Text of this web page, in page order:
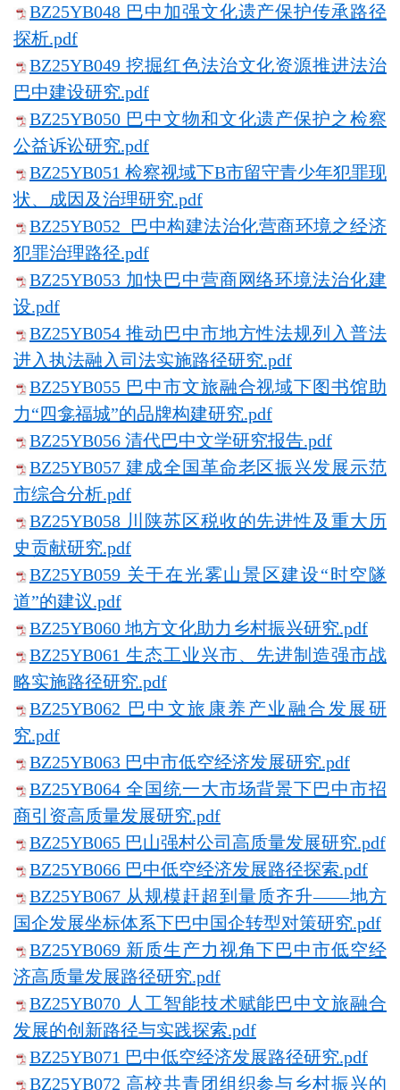
BZ25YB048 巴中加强文化遗产保护传承路径
探析.pdf
BZ25YB049 挖掘红色法治文化资源推进法治
巴中建设研究.pdf
BZ25YB050 巴中文物和文化遗产保护之检察
公益诉讼研究.pdf
BZ25YB051 检察视域下B市留守青少年犯罪现
状、成因及治理研究.pdf
BZ25YB052 巴中构建法治化营商环境之经济
犯罪治理路径.pdf
BZ25YB053 加快巴中营商网络环境法治化建
设.pdf
BZ25YB054 推动巴中市地方性法规列入普法
进入执法融入司法实施路径研究.pdf
BZ25YB055 巴中市文旅融合视域下图书馆助
力“四龛福城”的品牌构建研究.pdf
BZ25YB056 清代巴中文学研究报告.pdf
BZ25YB057 建成全国革命老区振兴发展示范
市综合分析.pdf
BZ25YB058 川陕苏区税收的先进性及重大历
史贡献研究.pdf
BZ25YB059 关于在光雾山景区建设“时空隧
道”的建议.pdf
BZ25YB060 地方文化助力乡村振兴研究.pdf
BZ25YB061 生态工业兴市、先进制造强市战
略实施路径研究.pdf
BZ25YB062 巴中文旅康养产业融合发展研
究.pdf
BZ25YB063 巴中市低空经济发展研究.pdf
BZ25YB064 全国统一大市场背景下巴中市招
商引资高质量发展研究.pdf
BZ25YB065 巴山强村公司高质量发展研究.pdf
BZ25YB066 巴中低空经济发展路径探索.pdf
BZ25YB067 从规模赶超到量质齐升——地方
国企发展坐标体系下巴中国企转型对策研究.pdf
BZ25YB069 新质生产力视角下巴中市低空经
济高质量发展路径研究.pdf
BZ25YB070 人工智能技术赋能巴中文旅融合
发展的创新路径与实践探索.pdf
BZ25YB071 巴中低空经济发展路径研究.pdf
BZ25YB072 高校共青团组织参与乡村振兴的